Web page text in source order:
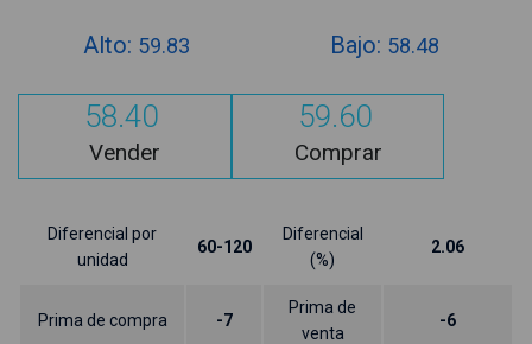
Alto: 59.83 Bajo: 58.48
58.40
Vender
59.60
Comprar
Diferencial por
unidad
60-120
Diferencial
(%)
2.06
Prima de compra -7
Prima de
venta
-6